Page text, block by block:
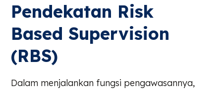
Pendekatan Risk
Based Supervision
(RBS)
Dalam menjalankan fungsi pengawasannya,